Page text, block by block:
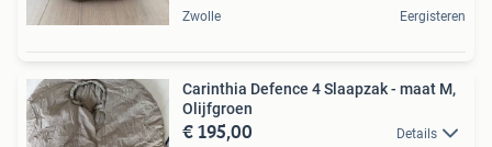
Zwolle Eergisteren
Carinthia Defence 4 Slaapzak - maat M,
Olijfgroen
€ 195,00 Details